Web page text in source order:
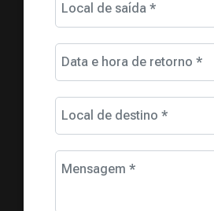
Local de saída *
Data e hora de retorno *
Local de destino *
Mensagem *